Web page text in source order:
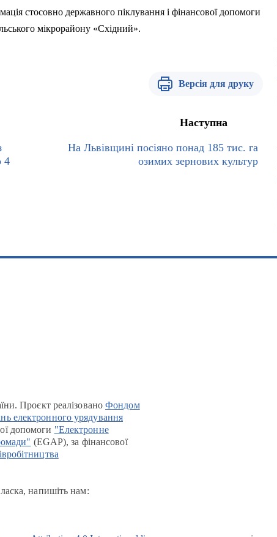
стосовно державного піклування і фінансової допомоги
мікрорайону «Східний».
Версія для друку
4
Наступна
На Львівщині посіяно понад 185 тис. га
озимих зернових культур
Проєкт реалізованоФондом
електронного урядування
допомоги "Електронне
(EGAP), за фінансової
напишіть нам: